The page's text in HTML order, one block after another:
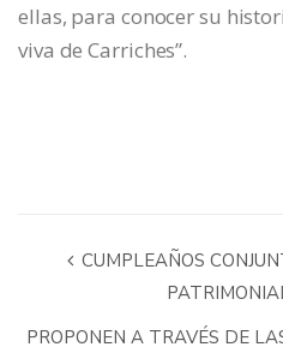
ellas, para conocer su
viva de Carriches”.
CUMPLEAÑOS
PROPONEN A TRAVÉS DE